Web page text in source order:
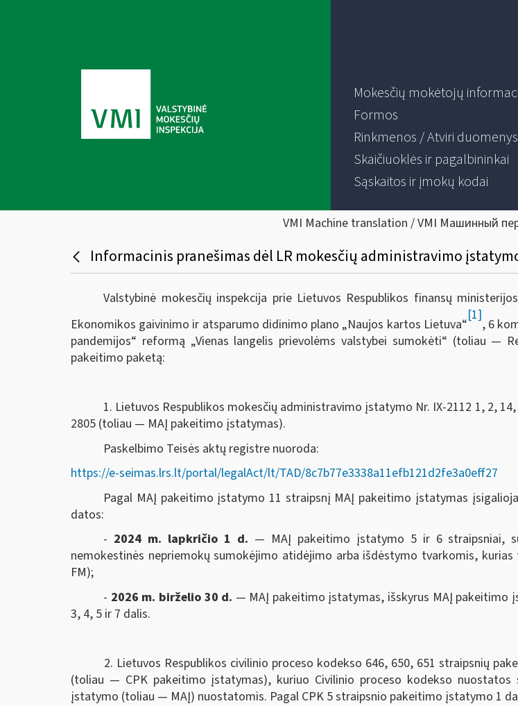
Mokesčių mokėtojų
Formos
Rinkmenos / Atviri duomenys
Skaičiuoklės ir pagalbininkai
Sąskaitos ir įmokų kodai
VMI Machine translation / VMI Машинный
Informacinis pranešimas dėl LR mokesčių administravimo
Valstybinė mokesčių inspekcija prie Lietuvos Respublikos finansų
Ekonomikos gaivinimo ir atsparumo didinimo plano „Naujos kartos Lietuva“
[1]
, 6
pandemijos“ reformą „Vienas langelis prievolėms valstybei sumokėti“ (toliau —
pakeitimo paketą:
1. Lietuvos Respublikos mokesčių administravimo įstatymo Nr. IX-2112 1, 2,
2805 (toliau — MAĮ pakeitimo įstatymas).
Paskelbimo Teisės aktų registre nuoroda:
https://e-seimas.lrs.lt/portal/legalAct/lt/TAD/8c7b77e3338a11efb121d2fe3a0eff27
Pagal MAĮ pakeitimo įstatymo 11 straipsnį MAĮ pakeitimo įstatymas
datos:
- 2024 m. lapkričio 1 d. — MAĮ pakeitimo įstatymo 5 ir 6 straipsniai,
nemokestinės nepriemokų sumokėjimo atidėjimo arba išdėstymo tvarkomis,
FM);
- 2026 m. birželio 30 d. — MAĮ pakeitimo įstatymas, išskyrus MAĮ
3, 4, 5 ir 7 dalis.
2. Lietuvos Respublikos civilinio proceso kodekso 646, 650, 651 straipsnių
(toliau — CPK pakeitimo įstatymas), kuriuo Civilinio proceso kodekso nuostatos
įstatymo (toliau — MAĮ) nuostatomis. Pagal CPK 5 straipsnio pakeitimo įstatymo 1